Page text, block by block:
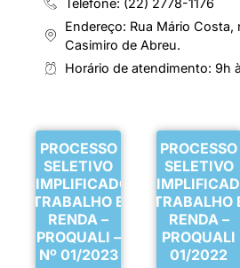
Telefone: (22) 2778-1176
Endereço: Rua Mário Costa,
Casimiro de Abreu.
Horário de atendimento: 9h
PROCESSO
SELETIVO
SIMPLIFICADO
TRABALHO E
RENDA –
PROQUALI –
Nº 01/2023
PROCESSO
SELETIVO
TRABALHO
RENDA –
PROQUALI
01/2022